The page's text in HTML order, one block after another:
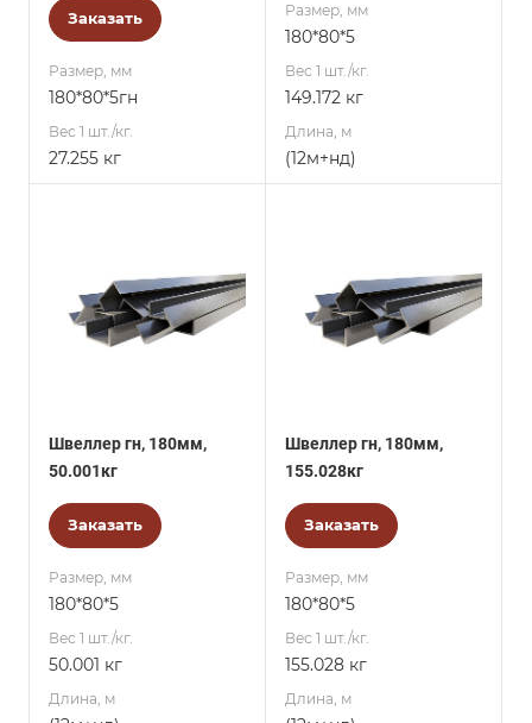
Заказать
Размер, мм
180*80*5гн
Вес 1 шт./кг.
27.255 кг
Размер, мм
180*80*5
Вес 1 шт./кг.
149.172 кг
Длина, м
(12м+нд)
Швеллер гн, 180мм,
50.001кг
Заказать
Размер, мм
180*80*5
Вес 1 шт./кг.
50.001 кг
Длина, м
Швеллер гн, 180мм,
155.028кг
Заказать
Размер, мм
180*80*5
Вес 1 шт./кг.
155.028 кг
Длина, м